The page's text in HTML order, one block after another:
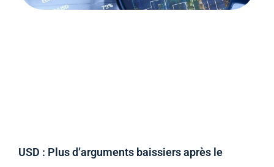
USD : Plus d’arguments baissiers après le